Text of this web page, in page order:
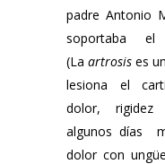
padre Antonio
soportaba
(La artrosis es
lesiona el
dolor, rigidez
algunos días
dolor con